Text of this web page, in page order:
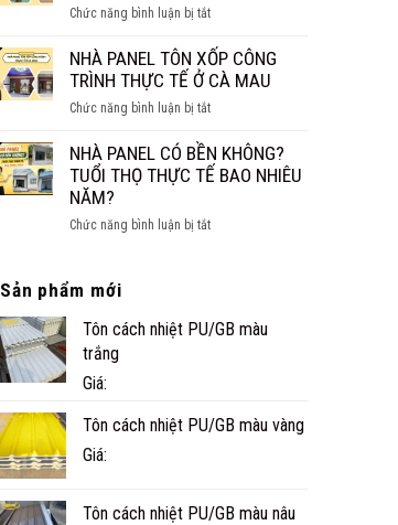
TRUYỀN
CHO
GIA
ĐÌNH
NHỎ
ĐẸP,
VÀ
TIỆN
Chức năng bình luận bị tắtở
XPS
CÁCH
CHO
TRẦN
NHÀ PANEL TÔN XỐP CÔNG
TRÌNH THỰC TẾ Ở CÀ MAU
Chức năng bình luận bị tắtở
PANEL
TÔN
TRÌNH
MAU
NHÀ PANEL CÓ BỀN KHÔNG?
TUỔI THỌ THỰC TẾ BAO NHIÊU
NĂM?
Chức năng bình luận bị tắtở
KHÔNG?
BAO
Sản phẩm mới
Tôn cách nhiệt PU/GB màu
trắng
Giá:
Tôn cách nhiệt PU/GB màu vàng
Giá:
Tôn cách nhiệt PU/GB màu nâu